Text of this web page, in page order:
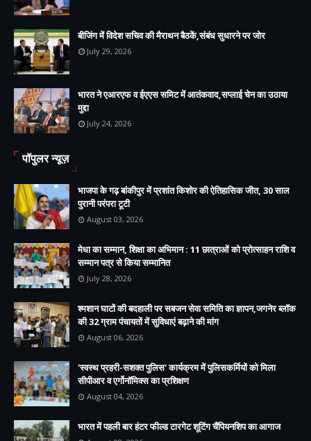
बीजिंग में विदेश सचिव की मैराथन बैठकें,संबंध सुधारने पर जोर
July 29, 2026
भारत ने एआरएफ व ईएएस समिट में आतंकवाद,सप्लाई चेन का उठाया
मुद्दा
July 24, 2026
पॉपुलर न्यूज़
भाजपा के गढ़ बांकीपुर में प्रशांत किशोर की ऐतिहासिक जीत, 30 साल
पुरानी परंपरा टूटी
August 03, 2026
मेधा का सम्मान, शिक्षा का अभिमान : 11 छात्राओं को प्रोत्साहन राशि व
सम्मान पत्र से किया सम्मानित
July 28, 2026
श्मशान घाटों की बदहाली पर सबजन सेवा समिति का ज्ञापन,जगनेर ब्लॉक
की 32 ग्राम पंचायतों में सुविधाएं बढ़ाने की मांग
August 06, 2026
'स्वस्थ प्रहरी-सशक्त पुलिस' कार्यक्रम में पुलिसकर्मियों को मिला
सीपीआर व एर्गोनॉमिक्स का प्रशिक्षण
August 04, 2026
भारत में पहली बार हंटर फील्ड टारगेट शूटिंग चैंपियनशिप का आगाज